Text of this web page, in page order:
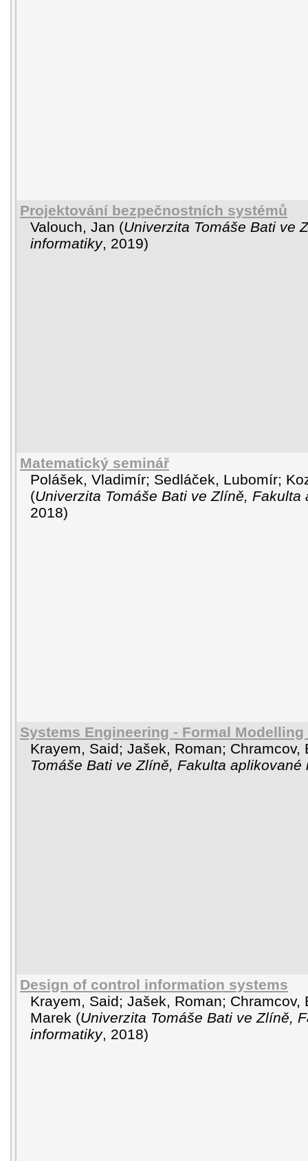
Projektování bezpečnostních systémů
Valouch, Jan (Univerzita Tomáše Bati ve
informatiky, 2019)
Matematický seminář
Polášek, Vladimír; Sedláček, Lubomír;
(Univerzita Tomáše Bati ve Zlíně,
2018)
Systems Engineering - Formal Modelling
Krayem, Said; Jašek, Roman; Chramcov,
Tomáše Bati ve Zlíně, Fakulta aplikované
Design of control information systems
Krayem, Said; Jašek, Roman; Chramcov,
Marek (Univerzita Tomáše Bati ve Zlíně,
informatiky, 2018)